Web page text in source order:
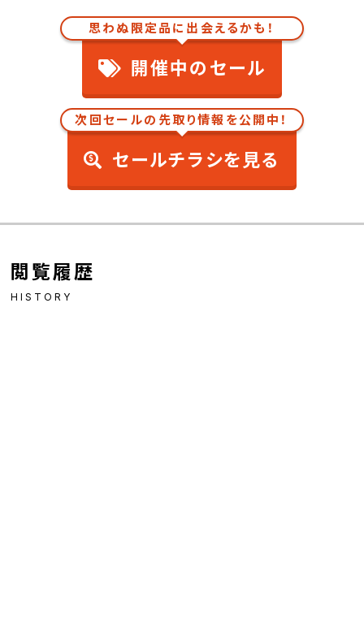
思わぬ限定品に出会えるかも！
開催中のセール
次回セールの先取り情報を公開中！
セールチラシを見る
閲覧履歴
HISTORY